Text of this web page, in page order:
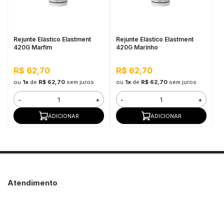
Rejunte Elástico Elastment
420G Marfim
R$ 62,70
ou 1xde R$ 62,70 sem juros
- +
ADICIONAR
Rejunte Elástico Elastment
420G Marinho
R$ 62,70
ou 1xde R$ 62,70 sem juros
- +
ADICIONAR
Atendimento